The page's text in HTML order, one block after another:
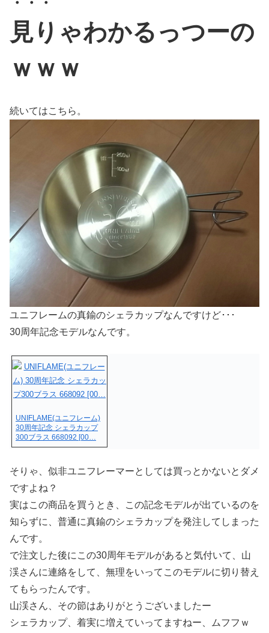
見りゃわかるっつーの
ｗｗｗ
続いてはこちら。
ユニフレームの真鍮のシェラカップなんですけど･･･
30周年記念モデルなんです。
UNIFLAME(ユニフレーム)
30周年記念 シェラカップ
300ブラス 668092 [00…
そりゃ、似非ユニフレーマーとしては買っとかないとダメ
ですよね？
実はこの商品を買うとき、この記念モデルが出ているのを
知らずに、普通に真鍮のシェラカップを発注してしまった
んです。
で注文した後にこの30周年モデルがあると気付いて、山
渓さんに連絡をして、無理をいってこのモデルに切り替え
てもらったんです。
山渓さん、その節はありがとうございましたー
シェラカップ、着実に増えていってますねー、ムフフｗ